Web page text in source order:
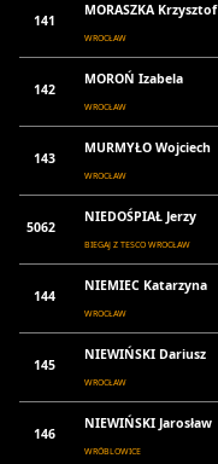
141
MORASZKA Krzysztof
WROCŁAW
142
MOROŃ Izabela
WROCŁAW
143
MURMYŁO Wojciech
WROCŁAW
5062
NIEDOŚPIAŁ Jerzy
BIEGAJ Z TESCO WROCŁAW
144
NIEMIEC Katarzyna
WROCŁAW
145
NIEWIŃSKI Dariusz
WROCŁAW
146
NIEWIŃSKI Jarosław
WRÓBLOWICE